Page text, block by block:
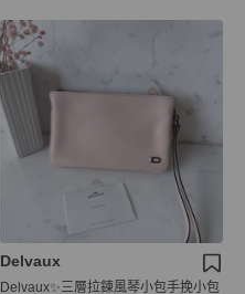
Delvaux
Delvaux✨三層拉鍊風琴小包手挽小包